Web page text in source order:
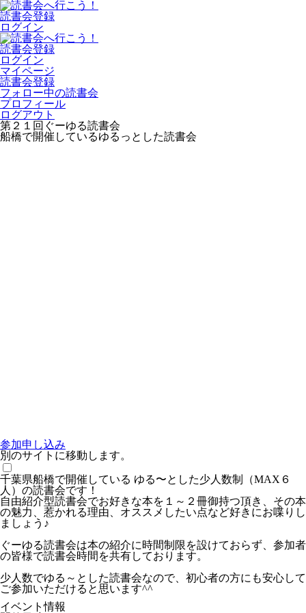
読書会登録
ログイン
読書会登録
ログイン
マイページ
読書会登録
フォロー中の読書会
プロフィール
ログアウト
第２１回ぐーゆる読書会
船橋で開催しているゆるっとした読書会
参加申し込み
別のサイトに移動します。
千葉県船橋で開催している ゆる〜とした少人数制（MAX６
人）の読書会です！
自由紹介型読書会でお好きな本を１～２冊御持つ頂き、その本
の魅力、惹かれる理由、オススメしたい点など好きにお喋りし
ましょう♪
ぐーゆる読書会は本の紹介に時間制限を設けておらず、参加者
の皆様で読書会時間を共有しております。
少人数でゆる～とした読書会なので、初心者の方にも安心して
ご参加いただけると思います^^
イベント情報